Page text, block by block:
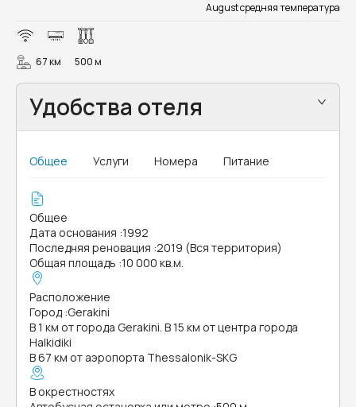
August средняя температура
67 км 500 м
Удобства отеля
Общее Услуги Номера Питание
Общее
Дата основания :1992
Последняя реновация :2019 (Вся территория)
Общая площадь :10 000 кв.м.
Расположение
Город :Gerakini
В 1 км от города Gerakini. В 15 км от центра города
Halkidiki
В 67 км от аэропорта Thessalonik-SKG
В окрестностях